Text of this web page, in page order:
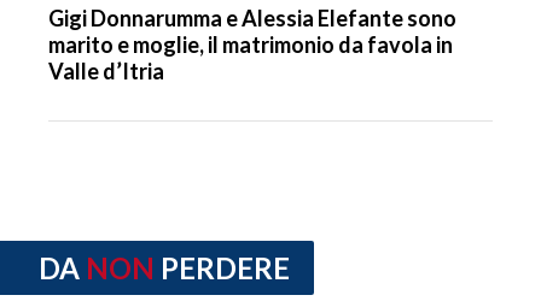
Gigi Donnarumma e Alessia Elefante sono
marito e moglie, il matrimonio da favola in
Valle d’Itria
DA NON PERDERE